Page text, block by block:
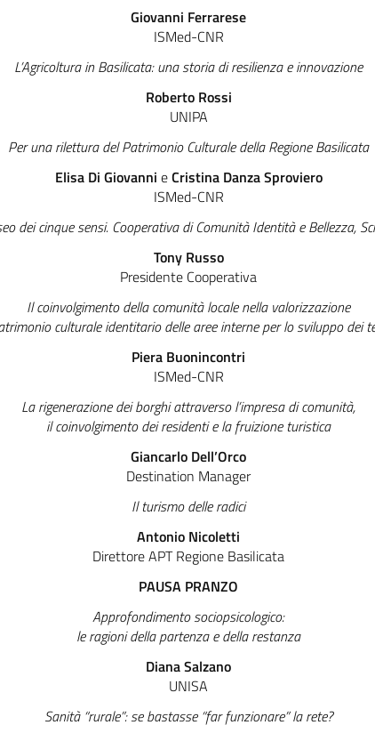
Giovanni Ferrarese
ISMed-CNR
L’Agricoltura in Basilicata: una storia di resilienza e innovazione
Roberto Rossi
UNIPA
Per una rilettura del Patrimonio Culturale della Regione Basilicata
Elisa Di Giovanni eCristina Danza Sproviero
ISMed-CNR
dei cinque sensi. Cooperativa di Comunità Identità e Bellezza,
Tony Russo
Presidente Cooperativa
Il coinvolgimento della comunità locale nella valorizzazione
culturale identitario delle aree interne per lo sviluppo dei
Piera Buonincontri
ISMed-CNR
La rigenerazione dei borghi attraverso l’impresa di comunità,
il coinvolgimento dei residenti e la fruizione turistica
Giancarlo Dell’Orco
Destination Manager
Il turismo delle radici
Antonio Nicoletti
Direttore APT Regione Basilicata
PAUSA PRANZO
Approfondimento sociopsicologico:
le ragioni della partenza e della restanza
Diana Salzano
UNISA
Sanità “rurale”: se bastasse “far funzionare” la rete?